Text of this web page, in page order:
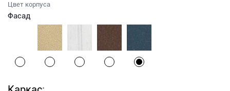
Цвет корпуса
Фасад